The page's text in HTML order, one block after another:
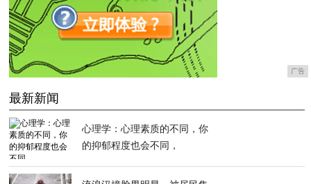
广告
最新新闻
心理学：心理素质的不同，你
的抑郁程度也会不同，